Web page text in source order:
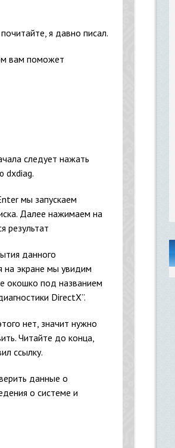
почитайте, я давно писал.
вам поможет
следует нажать
dxdiag.
мы запускаем
Далее нажимаем на
результат
данного
на экране мы увидим
окошко под названием
DirectX”.
нет, значит нужно
Читайте до конца,
ссылку.
данные о
о системе и